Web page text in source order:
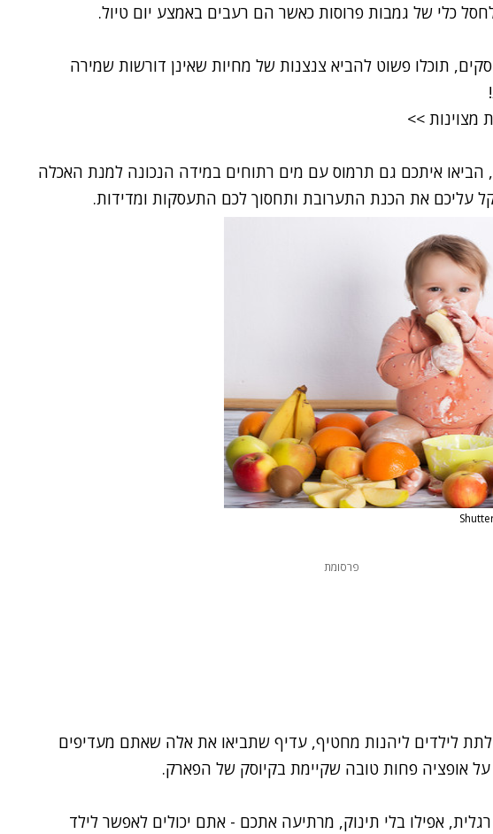
לחסל כלי של גמבות פרוסות כאשר הם רעבים באמצע יום טיול.
תוכלו פשוט להביא צנצנות של מחיות שאינן דורשות שמירה
מצוינות >>
הביאו איתכם גם תרמוס עם מים רתוחים במידה הנכונה למנת האכלה
פרסומת
לילדים ליהנות מחטיף, עדיף שתביאו את אלה שאתם מעדיפים
אופציה פחות טובה שקיימת בקיוסק של הפארק.
אפילו בלי תינוק, מרתיעה אתכם - אתם יכולים לאפשר לילד